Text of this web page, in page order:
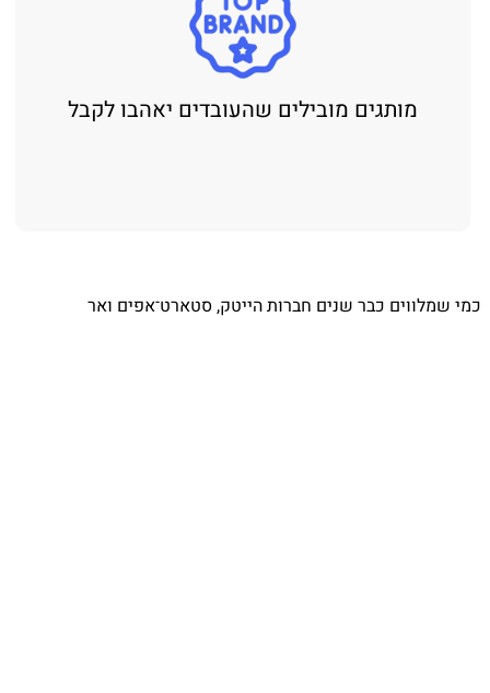
מותגים מובילים שהעובדים יאהבו לקבל
⁨ כמי שמלווים כבר שנים חברות הייטק, סטארט־אפים ואר